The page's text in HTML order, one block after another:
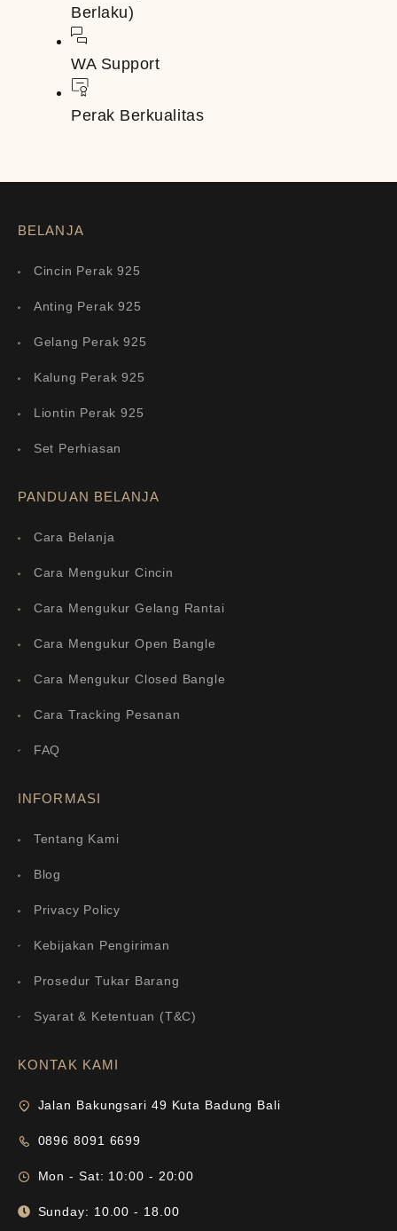
Berlaku)
WA Support
Perak Berkualitas
BELANJA
Cincin Perak 925
Anting Perak 925
Gelang Perak 925
Kalung Perak 925
Liontin Perak 925
Set Perhiasan
PANDUAN BELANJA
Cara Belanja
Cara Mengukur Cincin
Cara Mengukur Gelang Rantai
Cara Mengukur Open Bangle
Cara Mengukur Closed Bangle
Cara Tracking Pesanan
FAQ
INFORMASI
Tentang Kami
Blog
Privacy Policy
Kebijakan Pengiriman
Prosedur Tukar Barang
Syarat & Ketentuan (T&C)
KONTAK KAMI
Jalan Bakungsari 49 Kuta Badung Bali
0896 8091 6699
Mon - Sat: 10:00 - 20:00
Sunday: 10.00 - 18.00